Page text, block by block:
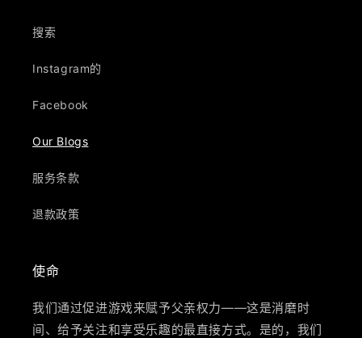
搜索
Instagram的
Facebook
Our Blogs
服务条款
退款政策
使命
我们通过促进游戏来赋予父亲权力——这是消磨时
间、给予关注和享受乐趣的最直接方式。是的，我们